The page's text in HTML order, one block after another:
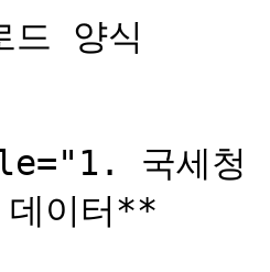
양식
국세청
이터**